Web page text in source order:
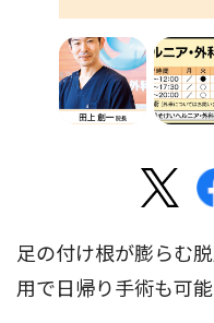
足の付け根が膨らむ
用で日帰り手術も可能